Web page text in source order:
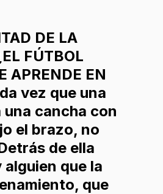
DE LA
FÚTBOL
APRENDE EN
vez que una
cancha con
el brazo, no
de ella
alguien que la
que